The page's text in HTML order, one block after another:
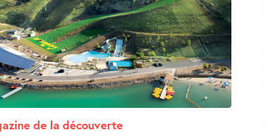
de la découverte